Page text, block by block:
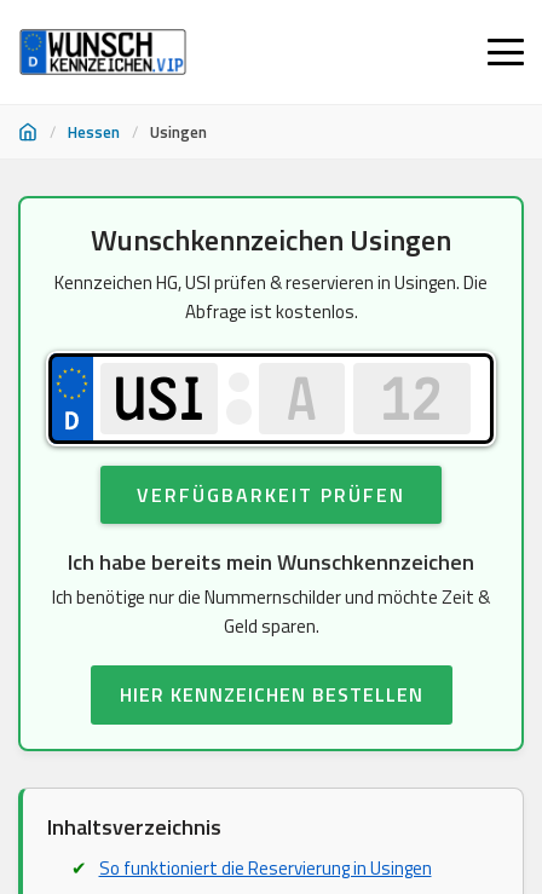
/ Hessen / Usingen
springen
Wunschkennzeichen Usingen
Kennzeichen HG, USI prüfen & reservieren in Usingen. Die
Abfrage ist kostenlos.
VERFÜGBARKEIT PRÜFEN
Ich habe bereits mein Wunschkennzeichen
Ich benötige nur die Nummernschilder und möchte Zeit &
Geld sparen.
HIER KENNZEICHEN BESTELLEN
Inhaltsverzeichnis
So funktioniert die Reservierung in Usingen